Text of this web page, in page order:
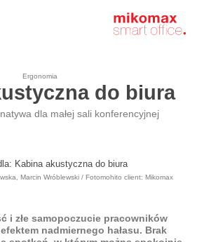
Ergonomia
do biura
dla małej sali konferencyjnej
Marcin Wróblewski / Fotomohito client: Mikomax
i złe samopoczucie pracowników
nadmiernego hałasu. Brak